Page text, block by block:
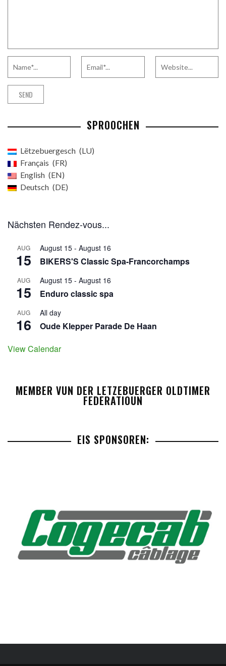
SPROOCHEN
Lëtzebuergesch
LU
Français
FR
English
EN
Deutsch
DE
Nächsten Rendez-vous...
AUG
15
August 15 - August 16
BIKERS'S Classic Spa-Francorchamps
AUG
15
August 15 - August 16
Enduro classic spa
AUG
16
All day
Oude Klepper Parade De Haan
View Calendar
MEMBER VUN DER LETZEBUERGER OLDTIMER
FEDERATIOUN
EIS SPONSOREN: